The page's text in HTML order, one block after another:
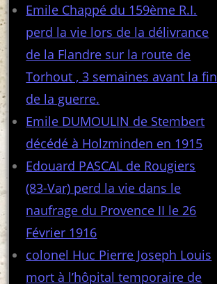
Emile Chappé du 159ème R.I.
perd la vie lors de la délivrance
de la Flandre sur la route de
Torhout , 3 semaines avant la fin
de la guerre.
Emile DUMOULIN de Stembert
décédé à Holzminden en 1915
Edouard PASCAL de Rougiers
(83-Var) perd la vie dans le
naufrage du Provence II le 26
Février 1916
colonel Huc Pierre Joseph Louis
mort à l’hôpital temporaire de